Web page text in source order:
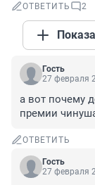
ОТВЕТИТЬ 2
Гость
27 февраля
а вот почему
премии
ОТВЕТИТЬ
Гость
27 февраля